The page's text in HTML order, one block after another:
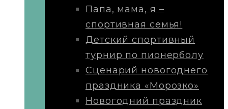
Папа, мама, я –
спортивная семья!
Детский спортивный
турнир по пионерболу
Сценарий новогоднего
праздника «Морозко»
Новогодний праздник